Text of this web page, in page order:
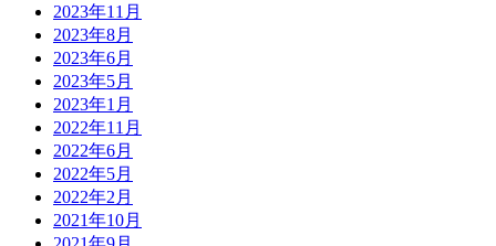
2023年11月
2023年8月
2023年6月
2023年5月
2023年1月
2022年11月
2022年6月
2022年5月
2022年2月
2021年10月